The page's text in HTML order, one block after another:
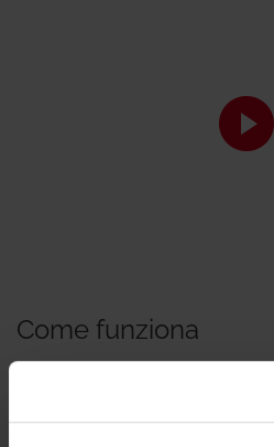
Come funziona
Per fare in modo che la
costante la portata è